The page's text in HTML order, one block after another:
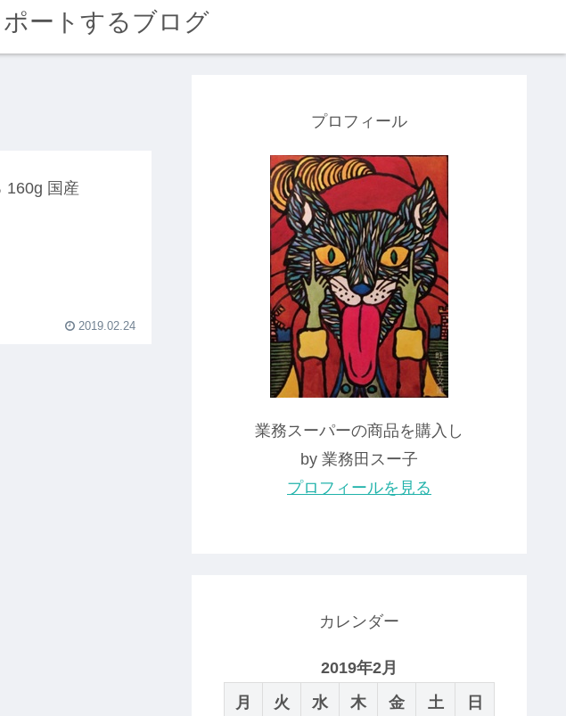
ートするブログ
160g 国産
2019.02.24
プロフィール
業務スーパーの商品を購入し
by 業務田スー子
プロフィールを見る
カレンダー
2019年2月
月
火 水 木 金 土 日